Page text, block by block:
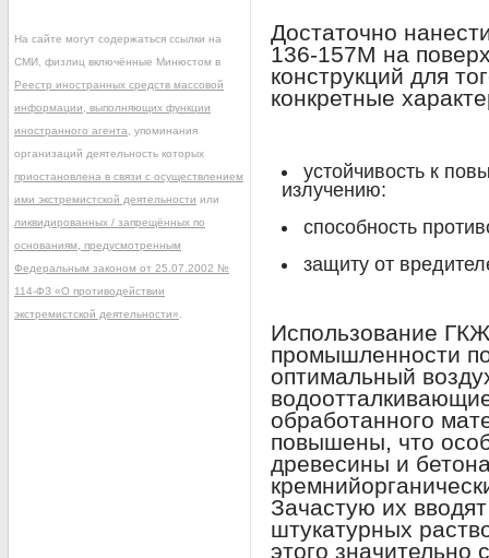
Достаточно
136-157М на
конструкций для
конкретные
устойчивость к
излучению:
способность
защиту от
Использование
промышленности
оптимальный
обработанного
повышены, что
древесины и
Зачастую их
штукатурных
этого значительно
На сайте могут содержаться ссылки на
СМИ, физлиц включённые Минюстом в
Реестр иностранных средств массовой
информации, выполняющих функции
иностранного агента , упоминания
организаций деятельность которых
приостановлена в связи с осуществлением
ими экстремистской деятельности или
ликвидированных / запрещённых по
основаниям, предусмотренным
Федеральным законом от 25.07.2002 №
114-ФЗ «О противодействии
экстремистской деятельности»